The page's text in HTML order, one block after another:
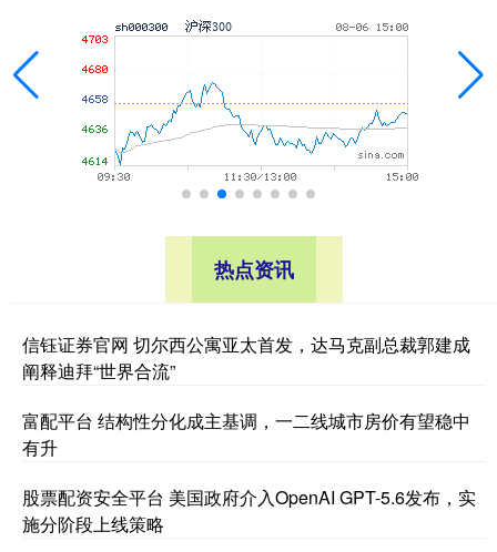
热点资讯
信钰证券官网 切尔西公寓亚太首发，达马克副总裁郭建成
阐释迪拜“世界合流”
富配平台 结构性分化成主基调，一二线城市房价有望稳中
有升
股票配资安全平台 美国政府介入OpenAI GPT-5.6发布，实
施分阶段上线策略